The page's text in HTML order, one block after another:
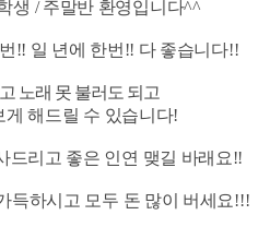
생 / 주말반 환영입니다^^
!! 일 년에 한번!! 다 좋습니다!!
노래 못 불러도 되고
해드릴 수 있습니다!
드리고 좋은 인연 맺길 바래요!!
득하시고 모두 돈 많이 버세요!!!